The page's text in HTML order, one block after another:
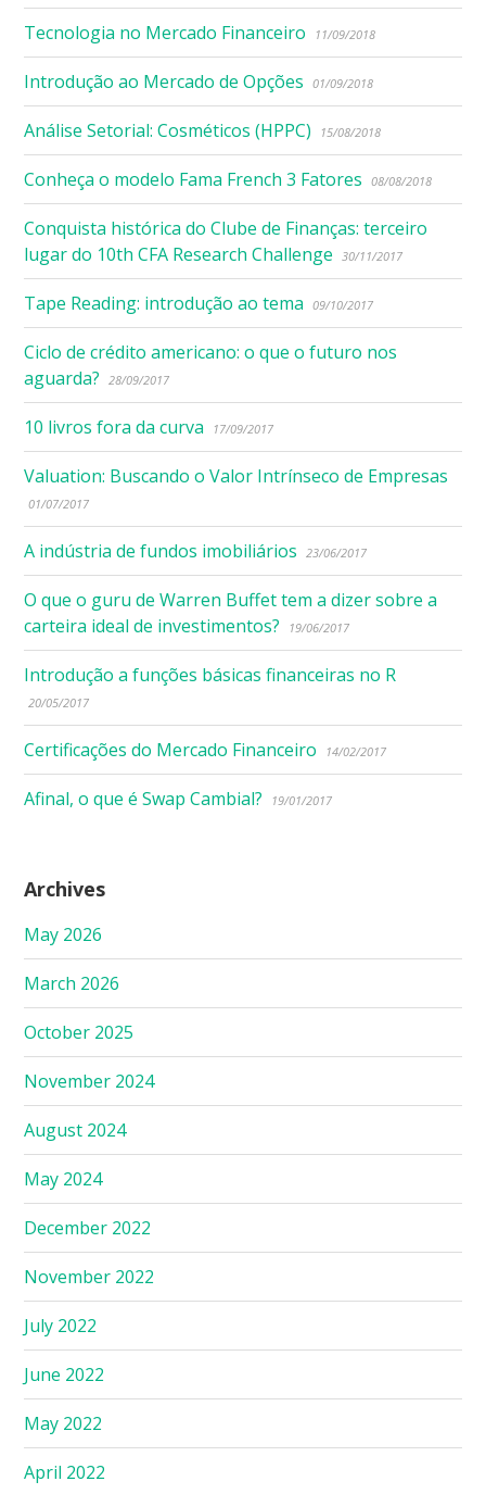
Tecnologia no Mercado Financeiro 11/09/2018
Introdução ao Mercado de Opções 01/09/2018
Análise Setorial: Cosméticos (HPPC) 15/08/2018
Conheça o modelo Fama French 3 Fatores 08/08/2018
Conquista histórica do Clube de Finanças: terceiro
lugar do 10th CFA Research Challenge
30/11/2017
Tape Reading: introdução ao tema 09/10/2017
Ciclo de crédito americano: o que o futuro nos
aguarda?
28/09/2017
10 livros fora da curva 17/09/2017
Valuation: Buscando o Valor Intrínseco de Empresas
01/07/2017
A indústria de fundos imobiliários 23/06/2017
O que o guru de Warren Buffet tem a dizer sobre a
carteira ideal de investimentos?
19/06/2017
Introdução a funções básicas financeiras no R
20/05/2017
Certificações do Mercado Financeiro 14/02/2017
Afinal, o que é Swap Cambial? 19/01/2017
Archives
May 2026
March 2026
October 2025
November 2024
August 2024
May 2024
December 2022
November 2022
July 2022
June 2022
May 2022
April 2022